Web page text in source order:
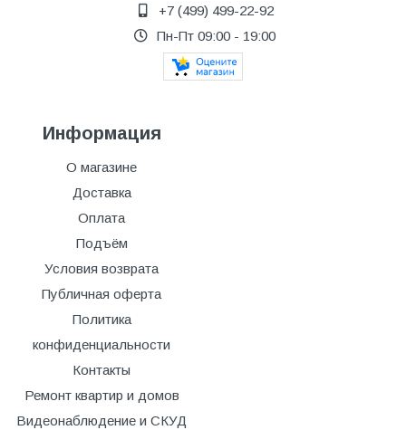
+7 (499) 499-22-92
Пн-Пт 09:00 - 19:00
Информация
О магазине
Доставка
Оплата
Подъём
Условия возврата
Публичная оферта
Политика
конфиденциальности
Контакты
Ремонт квартир и домов
Видеонаблюдение и СКУД